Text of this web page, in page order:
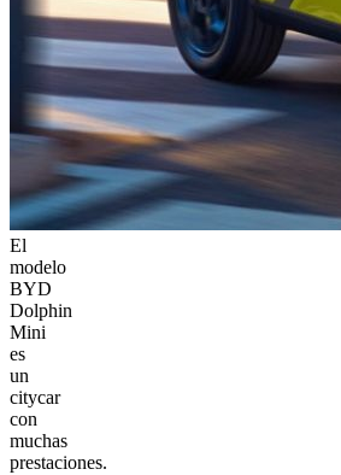
El
modelo
BYD
Dolphin
Mini
es
un
citycar
con
muchas
prestaciones.